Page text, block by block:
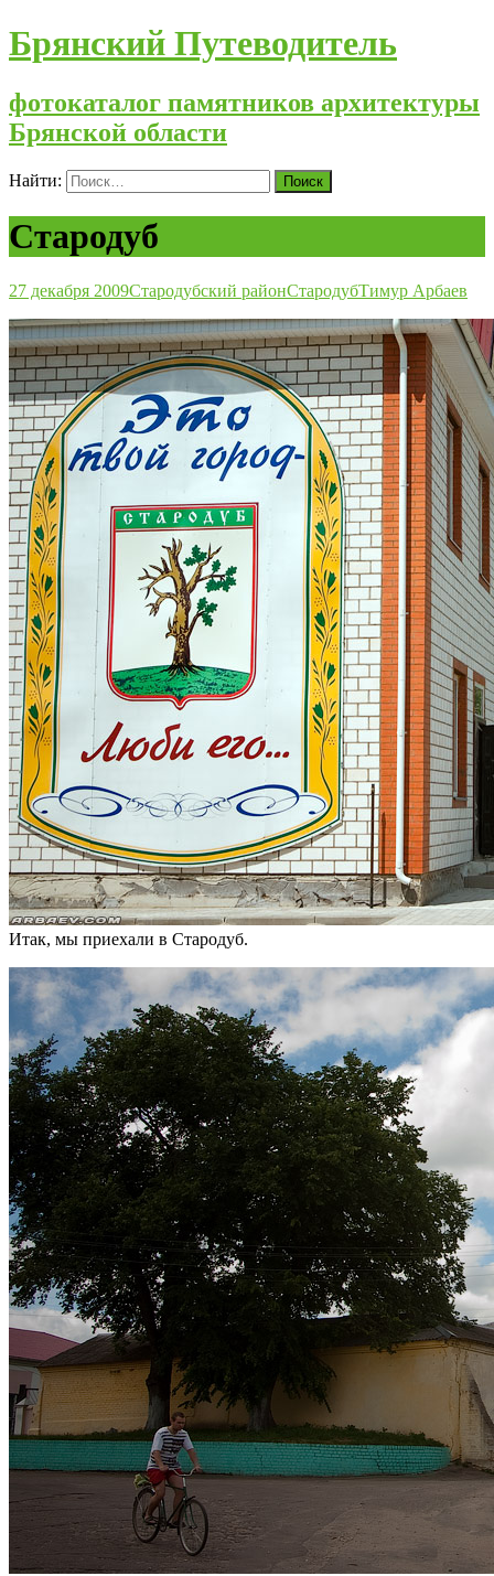
Брянский Путеводитель
фотокаталог памятников архитектуры
Брянской области
Найти:
Стародуб
27 декабря 2009Стародубский районСтародубТимур Арбаев
Итак, мы приехали в Стародуб.